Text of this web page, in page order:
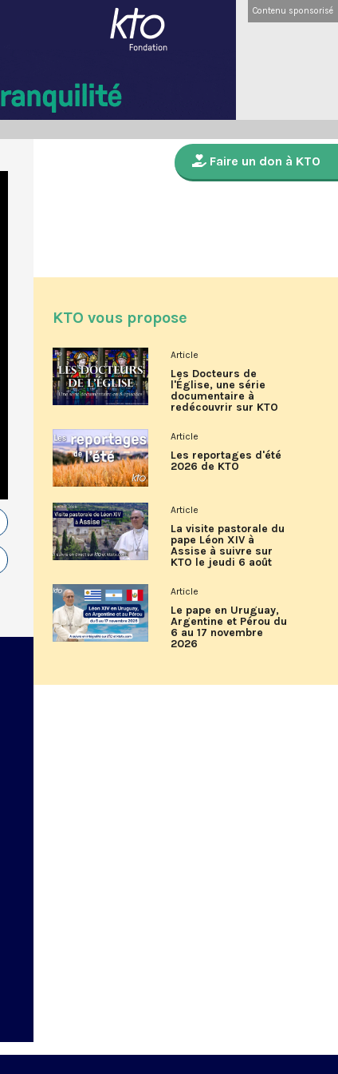
Contenu sponsorisé
Faire un don à KTO
KTO vous propose
Article
Les Docteurs de
l'Église, une série
documentaire à
redécouvrir sur KTO
Article
Les reportages d'été
2026 de KTO
Article
La visite pastorale du
pape Léon XIV à
Assise à suivre sur
KTO le jeudi 6 août
Article
Le pape en Uruguay,
Argentine et Pérou du
6 au 17 novembre
2026